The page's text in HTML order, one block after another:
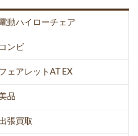
動ハイローチェア
コンビ
ェアレットAT EX
品
張買取